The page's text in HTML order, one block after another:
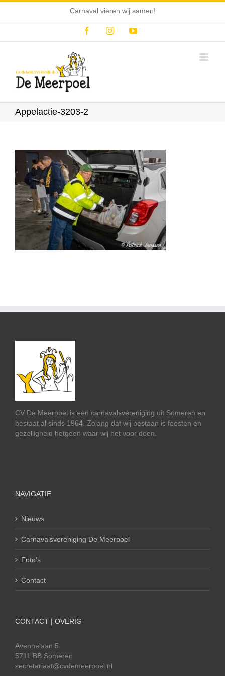
Carnaval vieren wij samen!
FacebookInstagramYouTube
Appelactie-3203-2
CV De Meerpoel is een carnavalsvereniging uit Someren en
bestaat al sinds 1964. Zolang dat wij bestaan is feesten en
gezelligheid hetgeen waar wij het voor doen.
NAVIGATIE
Nieuws
Carnavalsvereniging De Meerpoel
Foto’s
Contact
CONTACT | OVERIG
Avennelaan 5
5711 BB Someren
secretariaat@cvdemeerpoel.nl